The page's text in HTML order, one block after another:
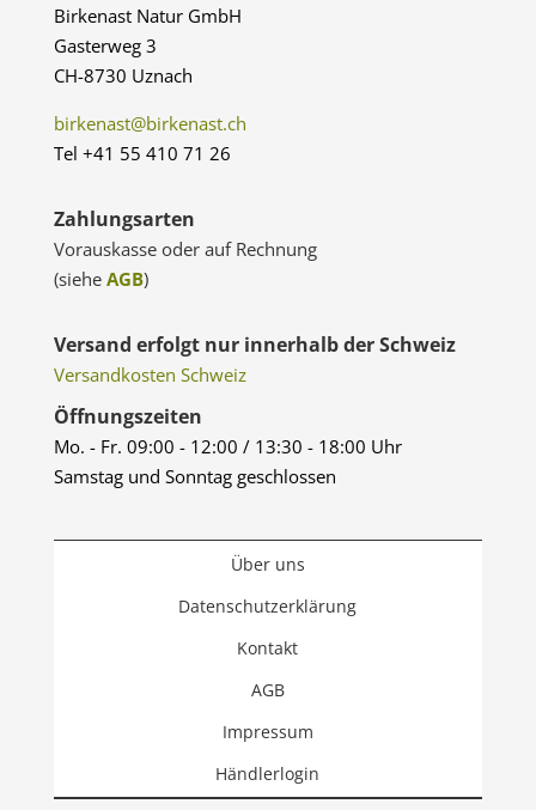
Birkenast Natur GmbH
Gasterweg 3
CH-8730 Uznach
birkenast@birkenast.ch
Tel +41 55 410 71 26
Zahlungsarten
Vorauskasse oder auf Rechnung
(siehe AGB)
Versand erfolgt nur innerhalb der Schweiz
Versandkosten Schweiz
Öffnungszeiten
Mo. - Fr. 09:00 - 12:00 / 13:30 - 18:00 Uhr
Samstag und Sonntag geschlossen
Über uns
Datenschutzerklärung
Kontakt
AGB
Impressum
Händlerlogin